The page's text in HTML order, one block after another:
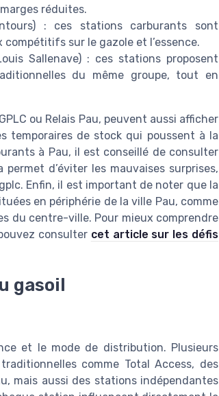
réduites.
: ces stations carburants sont
sur le gazole et l’essence.
Sallenave) : ces stations proposent
du même groupe, tout en
ou Relais Pau, peuvent aussi afficher
temporaires de stock qui poussent à la
à Pau, il est conseillé de consulter
d’éviter les mauvaises surprises,
Enfin, il est important de noter que la
en périphérie de la ville Pau, comme
du centre-ville. Pour mieux comprendre
consulter cet article sur les défis
gasoil
et le mode de distribution. Plusieurs
comme Total Access, des
mais aussi des stations indépendantes